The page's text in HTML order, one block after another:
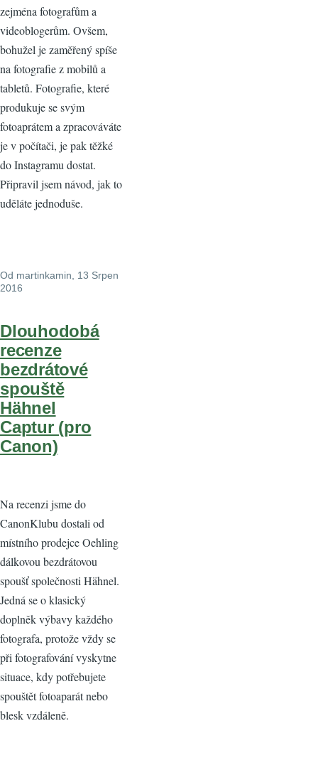
zejména fotografům a
videoblogerům. Ovšem,
bohužel je zaměřený spíše
na fotografie z mobilů a
tabletů. Fotografie, které
produkuje se svým
fotoaprátem a zpracováváte
je v počítači, je pak těžké
do Instagramu dostat.
Připravil jsem návod, jak to
uděláte jednoduše.
Od martinkamin , 13 Srpen
2016
Dlouhodobá
recenze
bezdrátové
spouště
Hähnel
Captur (pro
Canon)
Na recenzi jsme do
CanonKlubu dostali od
místního prodejce Oehling
dálkovou bezdrátovou
spoušť společnosti Hähnel.
Jedná se o klasický
doplněk výbavy každého
fotografa, protože vždy se
při fotografování vyskytne
situace, kdy potřebujete
spouštět fotoaparát nebo
blesk vzdáleně.